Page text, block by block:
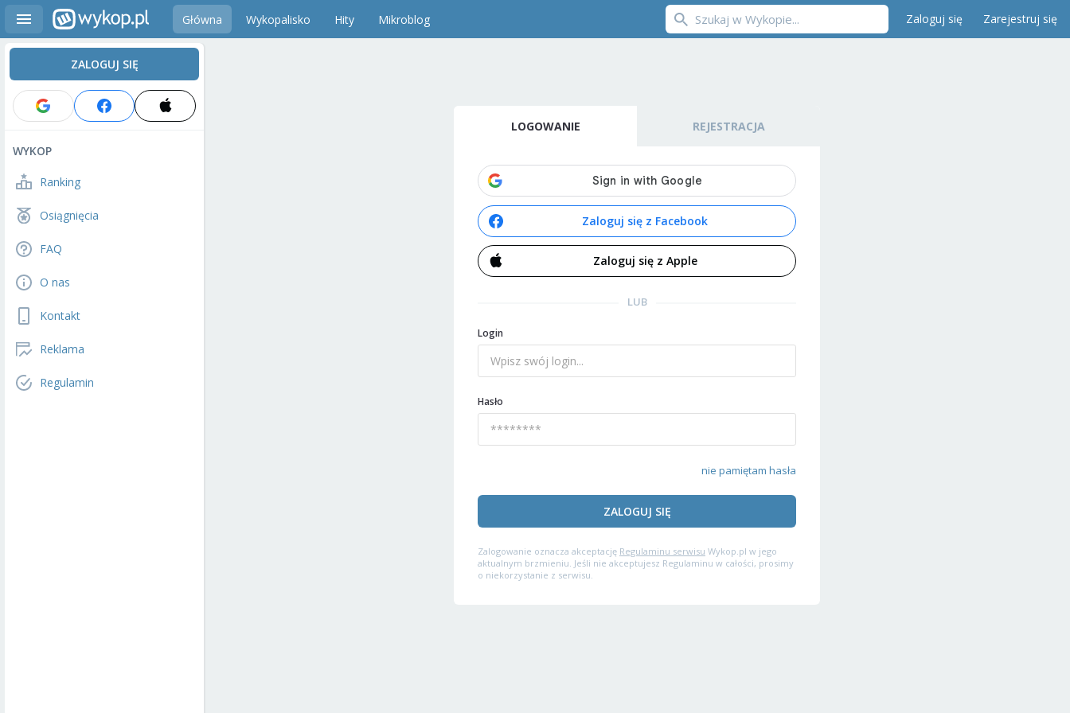
Główna Wykopalisko Hity Mikroblog Zaloguj się Zarejestruj się
ZALOGUJ SIĘ
WYKOP
Ranking
Osiągnięcia
FAQ
O nas
Kontakt
Reklama
Regulamin
LOGOWANIE REJESTRACJA
Zaloguj się z Facebook
Zaloguj się z Apple
LUB
Login
Hasło
nie pamiętam hasła
ZALOGUJ SIĘ
Zalogowanie oznacza akceptację Regulaminu serwisu Wykop.pl w jego
aktualnym brzmieniu. Jeśli nie akceptujesz Regulaminu w całości, prosimy
o niekorzystanie z serwisu.